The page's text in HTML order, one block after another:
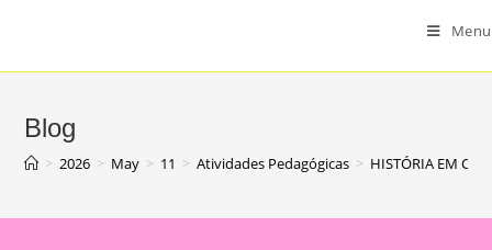
Menu
Blog
> 2026 > May > 11 > Atividades Pedagógicas > HISTÓRIA EM